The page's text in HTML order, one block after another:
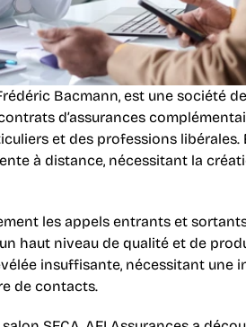
Bacmann, est une société
d’assurances
et des professions libérales.
à distance, nécessitant la
les appels entrants et
haut niveau de qualité et de
insuffisante, nécessitant une
de contacts.